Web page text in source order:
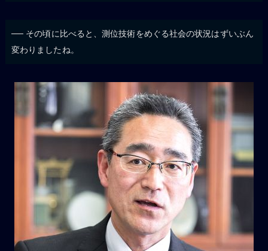
── その頃に比べると、測位技術をめぐる社会の状況はずいぶん
変わりましたね。